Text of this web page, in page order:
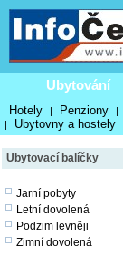
Ubytování
Hotely | Penziony |
| Ubytovny a hostely
Ubytovací balíčky
Jarní pobyty
Letní dovolená
Podzim levněji
Zimní dovolená